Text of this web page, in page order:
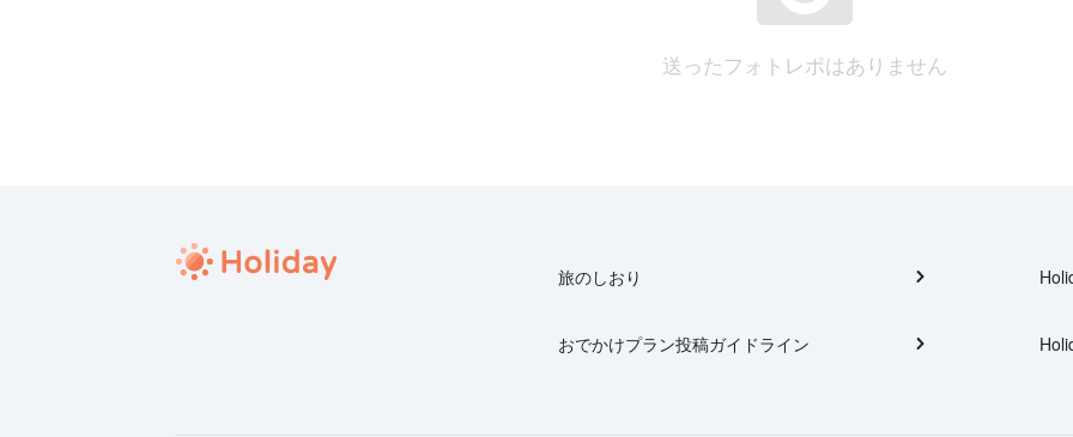
送ったフォトレポはありません
旅のしおり
おでかけプラン投稿ガイドライン